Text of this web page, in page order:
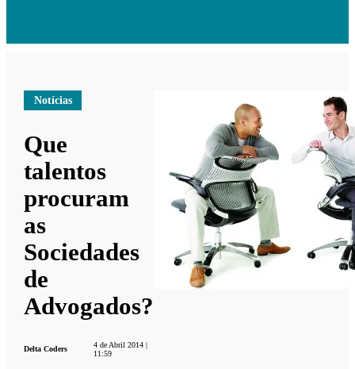
Notícias
Que
talentos
procuram
as
Sociedades
de
Advogados?
Delta Coders
4 de Abril 2014 |
11:59